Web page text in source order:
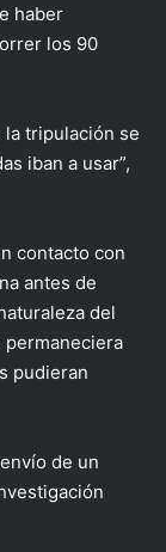
haber
los 90
la tripulación se
iban a usar”,
contacto con
antes de
del
pudieran
de un